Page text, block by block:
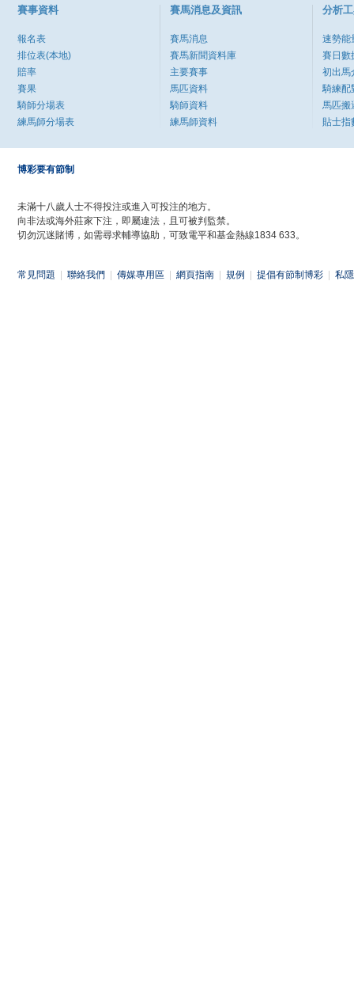
賽事資料
報名表
排位表(本地)
賠率
賽果
騎師分場表
練馬師分場表
賽馬消息及資訊
賽馬消息
賽馬新聞資料庫
主要賽事
馬匹資料
騎師資料
練馬師資料
分析
速勢能
賽日數
初出馬
騎練配
馬匹搬
貼士指
博彩要有節制
未滿十八歲人士不得投注或進入可投注的地方。
向非法或海外莊家下注，即屬違法，且可被判監禁。
切勿沉迷賭博，如需尋求輔導協助，可致電平和基金熱線1834 633。
常見問題 聯絡我們 傳媒專用區 網頁指南 規例 提倡有節制博彩 私